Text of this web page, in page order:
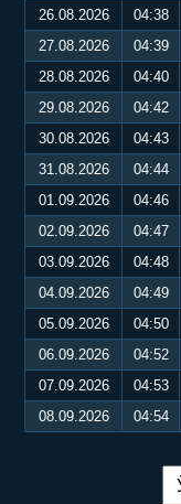
26.08.2026
04:38
27.08.2026
04:39
28.08.2026
04:40
29.08.2026
04:42
30.08.2026
04:43
31.08.2026
04:44
01.09.2026
04:46
02.09.2026
04:47
03.09.2026
04:48
04.09.2026
04:49
05.09.2026
04:50
06.09.2026
04:52
07.09.2026
04:53
08.09.2026
04:54